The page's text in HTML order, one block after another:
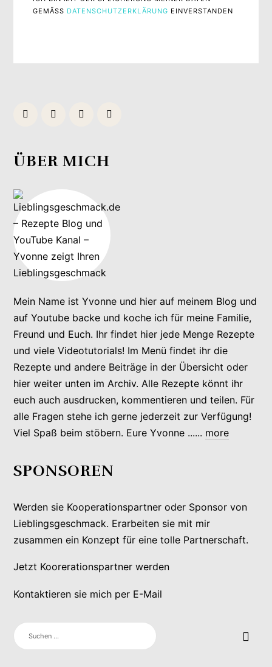
GEMÄSS DATENSCHUTZERKLÄRUNG EINVERSTANDEN
ÜBER MICH
Mein Name ist Yvonne und hier auf meinem Blog und
auf Youtube backe und koche ich für meine Familie,
Freund und Euch. Ihr findet hier jede Menge Rezepte
und viele Videotutorials! Im Menü findet ihr die
Rezepte und andere Beiträge in der Übersicht oder
hier weiter unten im Archiv. Alle Rezepte könnt ihr
euch auch ausdrucken, kommentieren und teilen. Für
alle Fragen stehe ich gerne jederzeit zur Verfügung!
Viel Spaß beim stöbern. Eure Yvonne ...... more
SPONSOREN
Werden sie Kooperationspartner oder Sponsor von
Lieblingsgeschmack. Erarbeiten sie mit mir
zusammen ein Konzept für eine tolle Partnerschaft.
Jetzt Koorerationspartner werden
Kontaktieren sie mich per E-Mail
SUCHEN
NACH: